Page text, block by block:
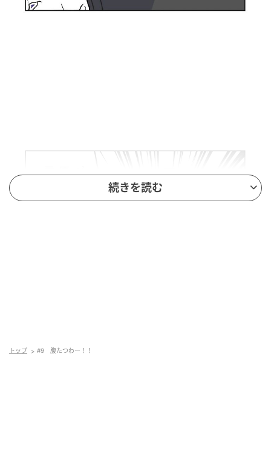
続きを読む
トップ #9 腹たつわー！！